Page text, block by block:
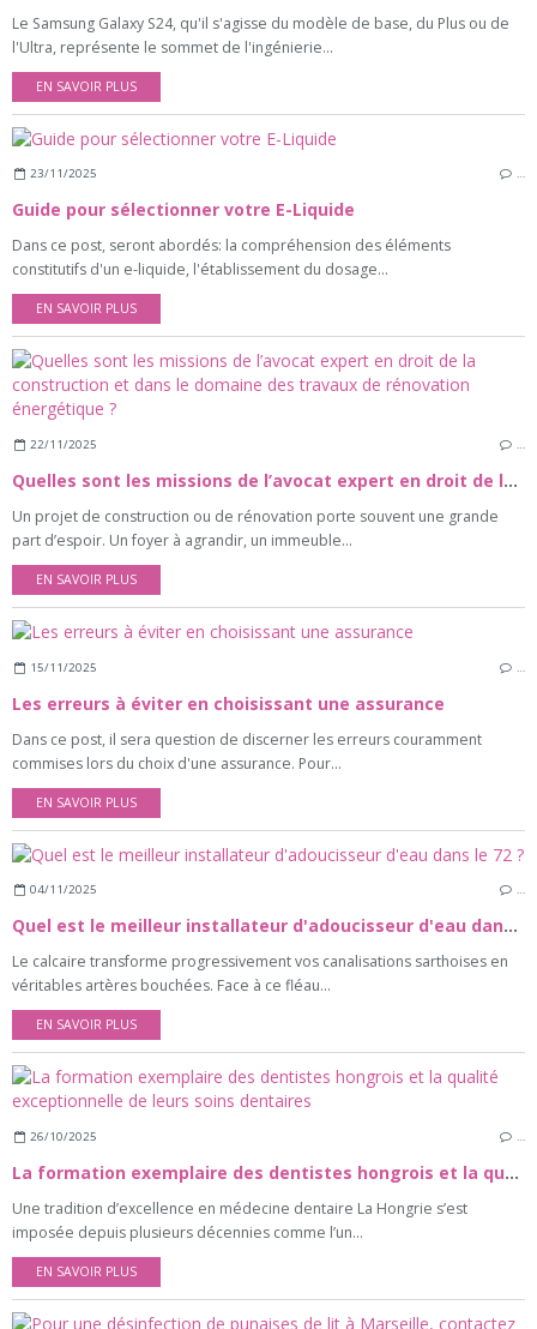
Le Samsung Galaxy S24, qu'il s'agisse du modèle de base, du Plus ou de
l'Ultra, représente le sommet de l'ingénierie...
EN SAVOIR PLUS
23/11/2025 …
Guide pour sélectionner votre E-Liquide
Dans ce post, seront abordés: la compréhension des éléments
constitutifs d'un e-liquide, l'établissement du dosage...
EN SAVOIR PLUS
22/11/2025 …
Quelles sont les missions de l’avocat expert en droit de la construction et dans le domaine des travaux de rénovation énergétique ?
Un projet de construction ou de rénovation porte souvent une grande
part d’espoir. Un foyer à agrandir, un immeuble...
EN SAVOIR PLUS
15/11/2025 …
Les erreurs à éviter en choisissant une assurance
Dans ce post, il sera question de discerner les erreurs couramment
commises lors du choix d'une assurance. Pour...
EN SAVOIR PLUS
04/11/2025 …
Quel est le meilleur installateur d'adoucisseur d'eau dans le 72 ?
Le calcaire transforme progressivement vos canalisations sarthoises en
véritables artères bouchées. Face à ce fléau...
EN SAVOIR PLUS
26/10/2025 …
La formation exemplaire des dentistes hongrois et la qualité exceptionnelle de leurs soins dentaires
Une tradition d’excellence en médecine dentaire La Hongrie s’est
imposée depuis plusieurs décennies comme l’un...
EN SAVOIR PLUS